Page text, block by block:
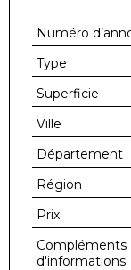
Numéro
Type
Superficie
Ville
Département
Région
Prix
Compléments
d'informations